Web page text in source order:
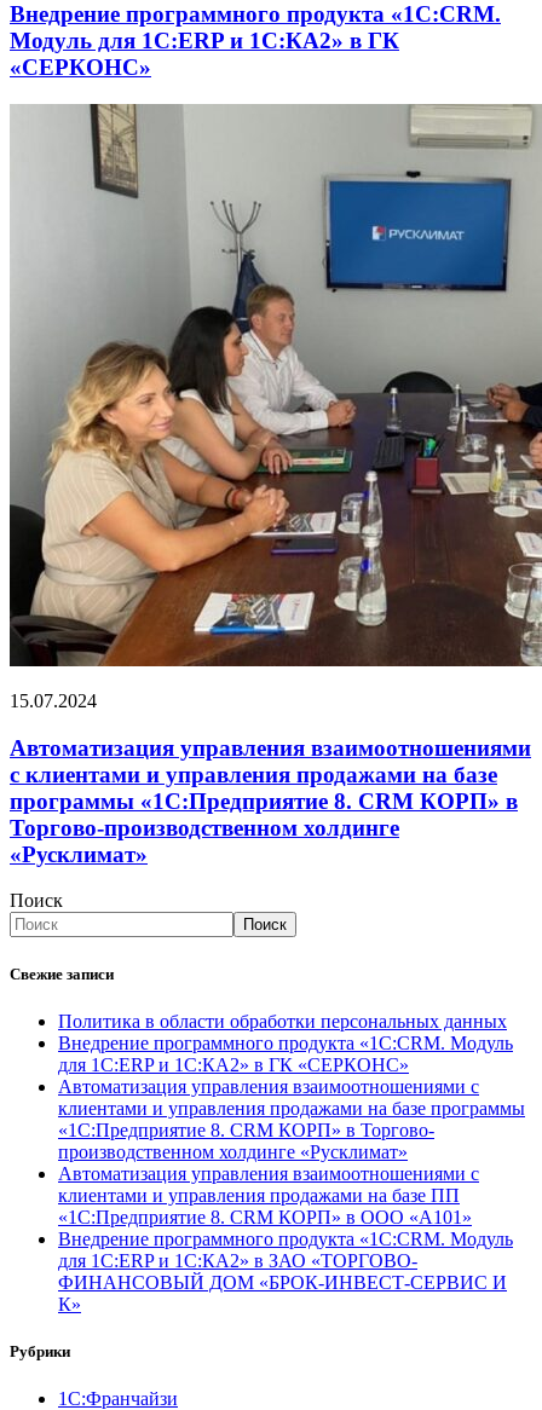
Внедрение программного продукта «1С:CRM.
Модуль для 1С:ERP и 1С:КА2» в ГК
«СЕРКОНС»
15.07.2024
Автоматизация управления взаимоотношениями
с клиентами и управления продажами на базе
программы «1С:Предприятие 8. CRM КОРП» в
Торгово-производственном холдинге
«Русклимат»
Поиск
Поиск
Свежие записи
Политика в области обработки персональных данных
Внедрение программного продукта «1С:CRM. Модуль
для 1С:ERP и 1С:КА2» в ГК «СЕРКОНС»
Автоматизация управления взаимоотношениями с
клиентами и управления продажами на базе программы
«1С:Предприятие 8. CRM КОРП» в Торгово-
производственном холдинге «Русклимат»
Автоматизация управления взаимоотношениями с
клиентами и управления продажами на базе ПП
«1С:Предприятие 8. CRM КОРП» в ООО «А101»
Внедрение программного продукта «1С:CRM. Модуль
для 1С:ERP и 1С:КА2» в ЗАО «ТОРГОВО-
ФИНАНСОВЫЙ ДОМ «БРОК-ИНВЕСТ-СЕРВИС И
К»
Рубрики
1С:Франчайзи